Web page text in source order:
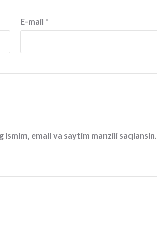
E-mail *
email va saytim manzili saqlansin.